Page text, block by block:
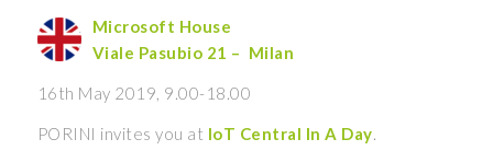
Microsoft House
Viale Pasubio 21 – Milan
16th May 2019, 9.00-18.00
PORINI invites you at IoT Central In A Day.